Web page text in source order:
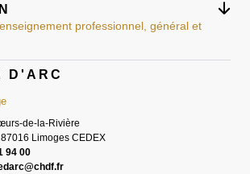
professionnel, général et
D'ARC
de-la-Rivière
Limoges CEDEX
94 00